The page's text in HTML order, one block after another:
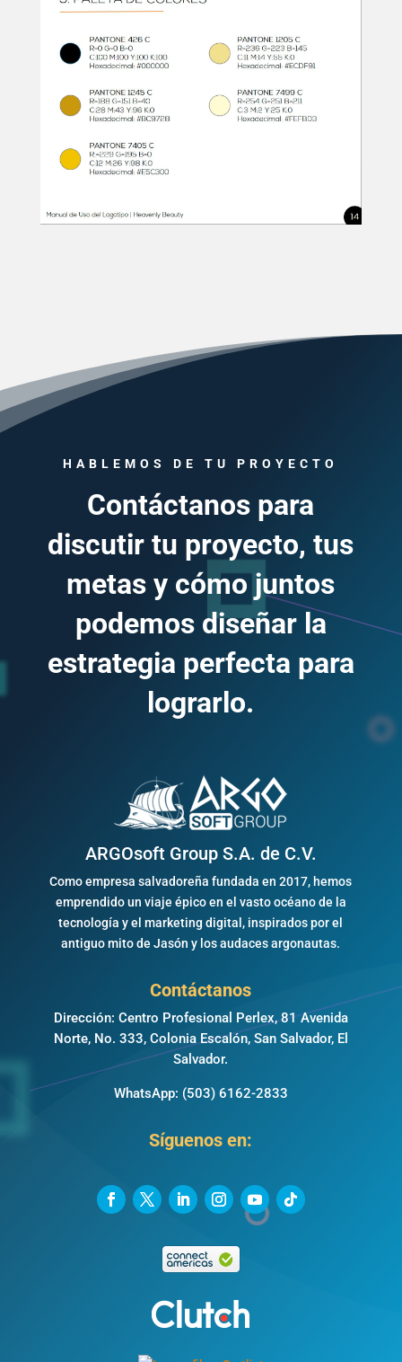
HABLEMOS DE TU PROYECTO
Contáctanos para
discutir tu proyecto, tus
metas y cómo juntos
podemos diseñar la
estrategia perfecta para
lograrlo.
ARGOsoft Group S.A. de C.V.
Como empresa salvadoreña fundada en 2017, hemos
emprendido un viaje épico en el vasto océano de la
tecnología y el marketing digital, inspirados por el
antiguo mito de Jasón y los audaces argonautas.
Contáctanos
Dirección: Centro Profesional Perlex, 81 Avenida
Norte, No. 333, Colonia Escalón, San Salvador, El
Salvador.
WhatsApp: (503) 6162-2833
Síguenos en: